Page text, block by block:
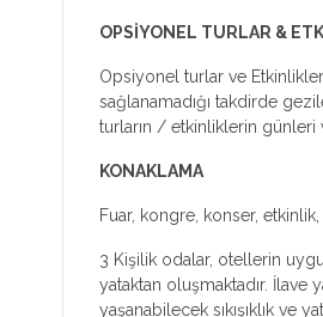
OPSİYONEL TURLAR &
Opsiyonel turlar ve
sağlanamadığı takdirde
turların / etkinliklerin günleri
KONAKLAMA
Fuar, kongre, konser,
3 Kişilik odalar, otellerin
yataktan oluşmaktadır. İlave
yaşanabilecek sıkışıklık ve